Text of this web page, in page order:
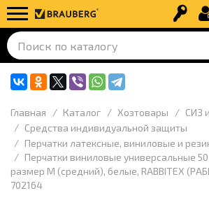
Главная Каталог Хозтовары
СИЗ
Средства индивидуальной защиты
Перчатки латексные, виниловые и
Перчатки виниловые универсальные
размер M (средний), белые, RABBITEX
702164